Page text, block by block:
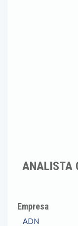
ANALISTA
Empresa
ADN